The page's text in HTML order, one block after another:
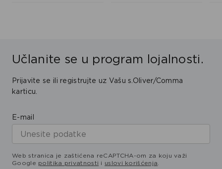
Učlanite se u program lojalnosti.
Prijavite se ili registrujte uz Vašu s.Oliver/Comma
karticu.
E-mail
Web stranica je zaštićena reCAPTCHA-om za koju važi
Google politika privatnosti i uslovi korišćenja.